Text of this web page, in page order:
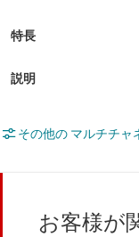
その他の マルチチャ
お客様が